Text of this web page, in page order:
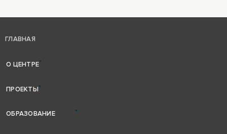
ГЛАВНАЯ
О ЦЕНТРЕ
ПРОЕКТЫ
ОБРАЗОВАНИЕ